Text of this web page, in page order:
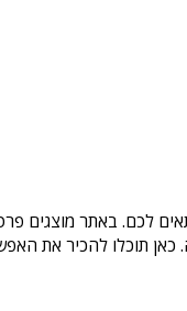
לכם. באתר מוצגים
תוכלו להכיר את